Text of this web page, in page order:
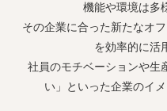
機能や環境は多
その企業に合った新たなオ
を効率的に活
社員のモチベーションや生
い」といった企業のイ